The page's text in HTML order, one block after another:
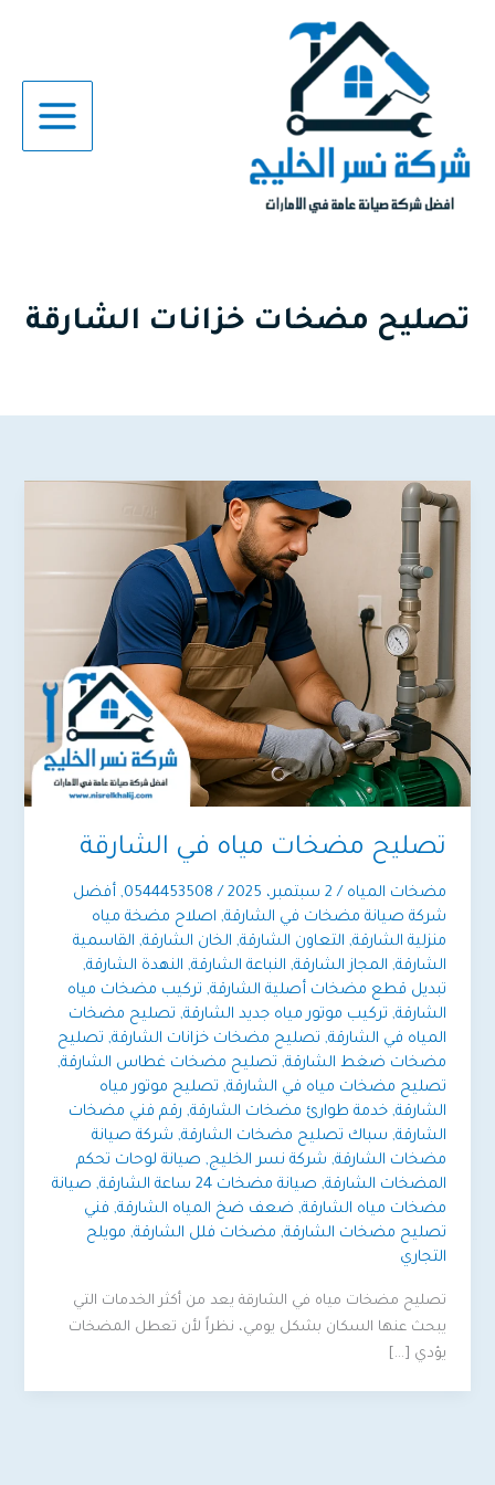
تصليح مضخات خزانات الشارقة
تصليح مضخات مياه في الشارقة
مضخات المياه / 2 سبتمبر، 2025 /
0544453508
, أفضل
شركة صيانة مضخات في الشارقة, اصلاح مضخة مياه
منزلية الشارقة, التعاون الشارقة, الخان الشارقة, القاسمية
الشارقة, المجاز الشارقة, النباعة الشارقة, النهدة الشارقة,
تبديل قطع مضخات أصلية الشارقة, تركيب مضخات مياه
الشارقة, تركيب موتور مياه جديد الشارقة, تصليح مضخات
المياه في الشارقة, تصليح مضخات خزانات الشارقة, تصليح
مضخات ضغط الشارقة, تصليح مضخات غطاس الشارقة,
تصليح مضخات مياه في الشارقة, تصليح موتور مياه
الشارقة,خدمة طوارئ مضخات الشارقة, رقم فني مضخات
الشارقة, سباك تصليح مضخات الشارقة, شركة صيانة
مضخات الشارقة, شركة نسر الخليج, صيانة لوحات تحكم
المضخات الشارقة, صيانة مضخات 24 ساعة الشارقة , صيانة
مضخات مياه الشارقة, ضعف ضخ المياه الشارقة, فني
تصليح مضخات الشارقة, مضخات فلل الشارقة, مويلح
التجاري
تصليح مضخات مياه في الشارقة يعد من أكثر الخدمات التي
يبحث عنها السكان بشكل يومي، نظراً لأن تعطل المضخات
يؤدي […]